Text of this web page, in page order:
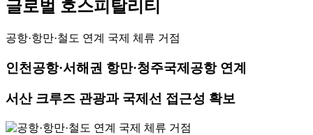
글로벌 호스피탈리티
공항·항만·철도 연계 국제 체류 거점
인천공항·서해권 항만·청주국제공항 연계
서산 크루즈 관광과 국제선 접근성 확보